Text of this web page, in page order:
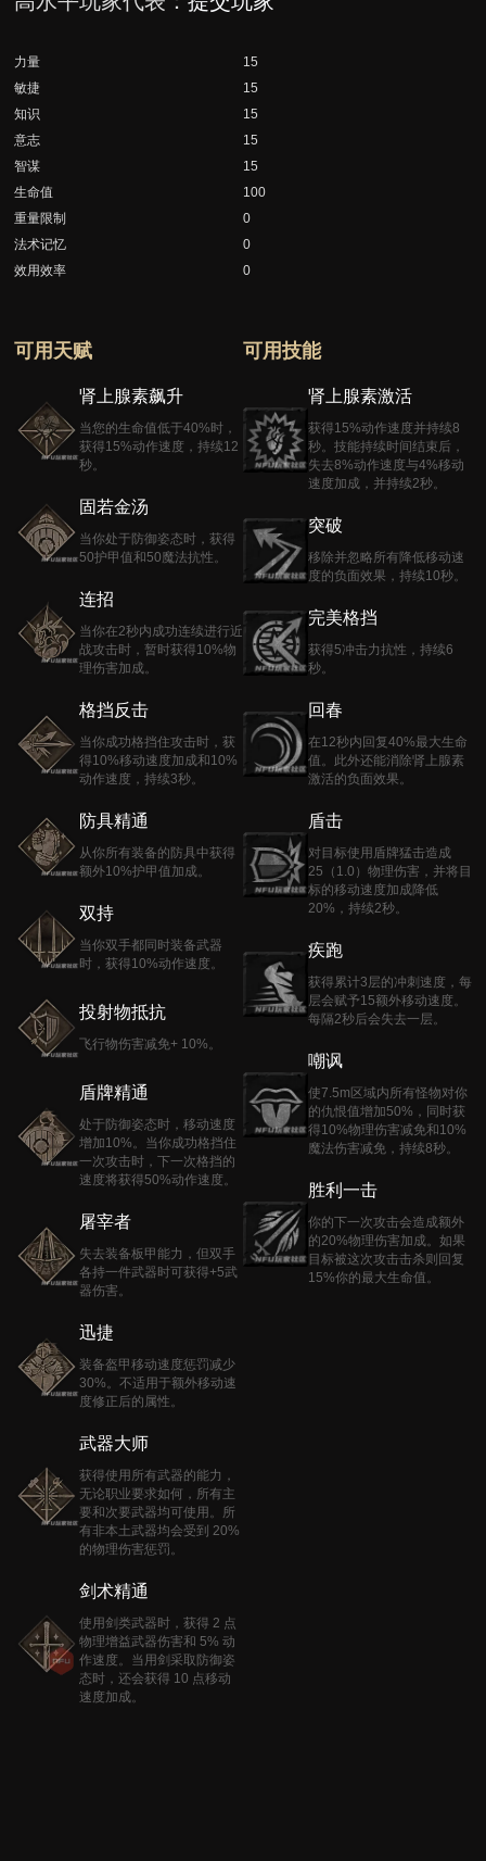
力量
15
敏捷
15
知识
15
意志
15
智谋
15
生命值
100
重量限制
0
法术记忆
0
效用效率
0
可用天赋
肾上腺素飙升
当您的生命值低于40%时，
获得15%动作速度，持续12
秒。
固若金汤
当你处于防御姿态时，获得
50护甲值和50魔法抗性。
连招
当你在2秒内成功连续进行近
战攻击时，暂时获得10%物
理伤害加成。
格挡反击
当你成功格挡住攻击时，获
得10%移动速度加成和10%
动作速度，持续3秒。
防具精通
从你所有装备的防具中获得
额外10%护甲值加成。
双持
当你双手都同时装备武器
时，获得10%动作速度。
投射物抵抗
飞行物伤害减免+ 10%。
盾牌精通
处于防御姿态时，移动速度
增加10%。当你成功格挡住
一次攻击时，下一次格挡的
速度将获得50%动作速度。
屠宰者
失去装备板甲能力，但双手
各持一件武器时可获得+5武
器伤害。
迅捷
装备盔甲移动速度惩罚减少
30%。不适用于额外移动速
度修正后的属性。
武器大师
获得使用所有武器的能力，
无论职业要求如何，所有主
要和次要武器均可使用。所
有非本土武器均会受到 20%
的物理伤害惩罚。
剑术精通
使用剑类武器时，获得 2 点
物理增益武器伤害和 5% 动
作速度。当用剑采取防御姿
态时，还会获得 10 点移动
速度加成。
可用技能
肾上腺素激活
获得15%动作速度并持续8
秒。技能持续时间结束后，
失去8%动作速度与4%移动
速度加成，并持续2秒。
突破
移除并忽略所有降低移动速
度的负面效果，持续10秒。
完美格挡
获得5冲击力抗性，持续6
秒。
回春
在12秒内回复40%最大生命
值。此外还能消除肾上腺素
激活的负面效果。
盾击
对目标使用盾牌猛击造成
25（1.0）物理伤害，并将目
标的移动速度加成降低
20%，持续2秒。
疾跑
获得累计3层的冲刺速度，每
层会赋予15额外移动速度。
每隔2秒后会失去一层。
嘲讽
使7.5m区域内所有怪物对你
的仇恨值增加50%，同时获
得10%物理伤害减免和10%
魔法伤害减免，持续8秒。
胜利一击
你的下一次攻击会造成额外
的20%物理伤害加成。如果
目标被这次攻击击杀则回复
15%你的最大生命值。